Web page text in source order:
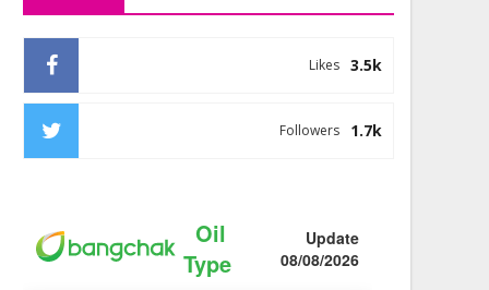
3.5k
Likes
1.7k
Followers